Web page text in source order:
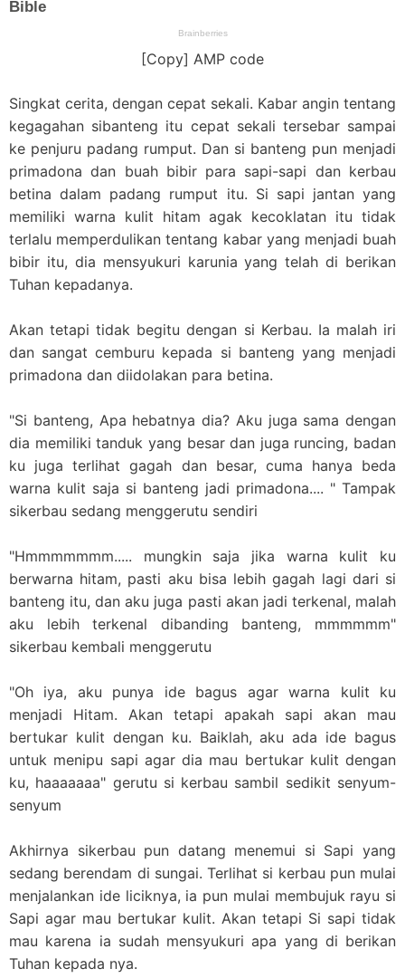
[Copy] AMP code
Singkat cerita, dengan cepat sekali. Kabar angin tentang
kegagahan sibanteng itu cepat sekali tersebar sampai
ke penjuru padang rumput. Dan si banteng pun menjadi
primadona dan buah bibir para sapi-sapi dan kerbau
betina dalam padang rumput itu. Si sapi jantan yang
memiliki warna kulit hitam agak kecoklatan itu tidak
terlalu memperdulikan tentang kabar yang menjadi buah
bibir itu, dia mensyukuri karunia yang telah di berikan
Tuhan kepadanya.
Akan tetapi tidak begitu dengan si Kerbau. Ia malah iri
dan sangat cemburu kepada si banteng yang menjadi
primadona dan diidolakan para betina.
"Si banteng, Apa hebatnya dia? Aku juga sama dengan
dia memiliki tanduk yang besar dan juga runcing, badan
ku juga terlihat gagah dan besar, cuma hanya beda
warna kulit saja si banteng jadi primadona.... " Tampak
sikerbau sedang menggerutu sendiri
"Hmmmmmmm..... mungkin saja jika warna kulit ku
berwarna hitam, pasti aku bisa lebih gagah lagi dari si
banteng itu, dan aku juga pasti akan jadi terkenal, malah
aku lebih terkenal dibanding banteng, mmmmmm"
sikerbau kembali menggerutu
"Oh iya, aku punya ide bagus agar warna kulit ku
menjadi Hitam. Akan tetapi apakah sapi akan mau
bertukar kulit dengan ku. Baiklah, aku ada ide bagus
untuk menipu sapi agar dia mau bertukar kulit dengan
ku, haaaaaaa" gerutu si kerbau sambil sedikit senyum-
senyum
Akhirnya sikerbau pun datang menemui si Sapi yang
sedang berendam di sungai. Terlihat si kerbau pun mulai
menjalankan ide liciknya, ia pun mulai membujuk rayu si
Sapi agar mau bertukar kulit. Akan tetapi Si sapi tidak
mau karena ia sudah mensyukuri apa yang di berikan
Tuhan kepada nya.